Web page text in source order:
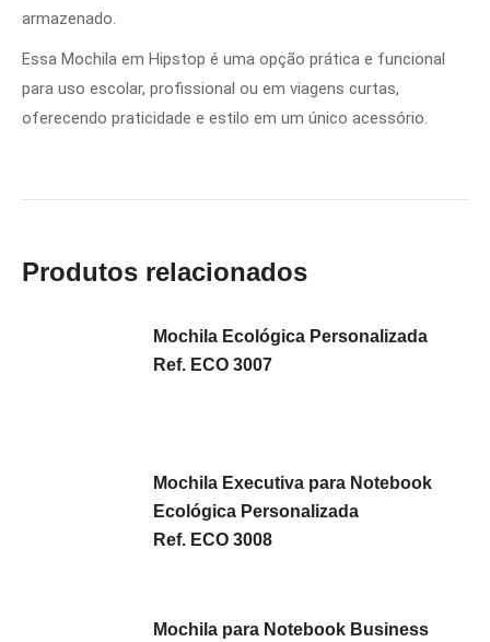
armazenado.
Essa Mochila em Hipstop é uma opção prática e funcional
para uso escolar, profissional ou em viagens curtas,
oferecendo praticidade e estilo em um único acessório.
Produtos relacionados
Mochila Ecológica Personalizada
Ref. ECO 3007
Mochila Executiva para Notebook
Ecológica Personalizada
Ref. ECO 3008
Mochila para Notebook Business